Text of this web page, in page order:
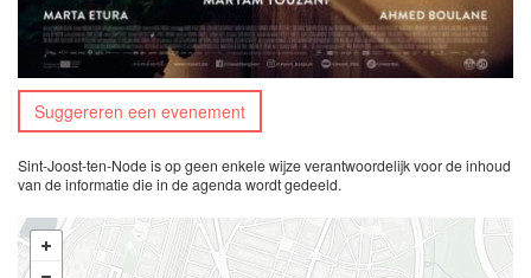
Suggereren een evenement
Sint-Joost-ten-Node is op geen enkele wijze verantwoordelijk voor de inhoud
van de informatie die in de agenda wordt gedeeld.